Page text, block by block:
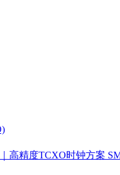
高精度TCXO时钟方案